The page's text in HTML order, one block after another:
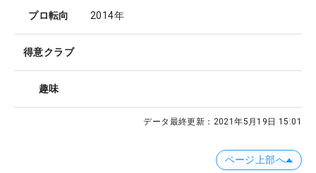
プロ転向 2014年
得意クラブ
趣味
データ最終更新： 2021年5月19日 15:01
ページ上部へ